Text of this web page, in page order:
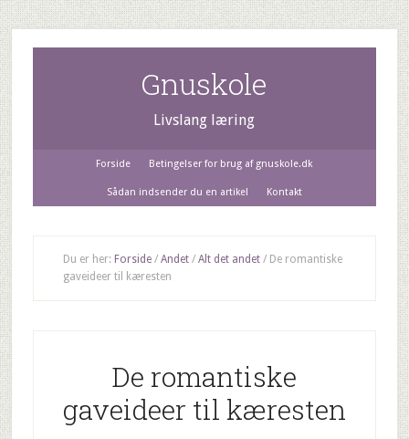
Gnuskole
Livslang læring
Forside Betingelser for brug af gnuskole.dk
Sådan indsender du en artikel Kontakt
Du er her: Forside / Andet / Alt det andet /De romantiske
gaveideer til kæresten
De romantiske
gaveideer til kæresten